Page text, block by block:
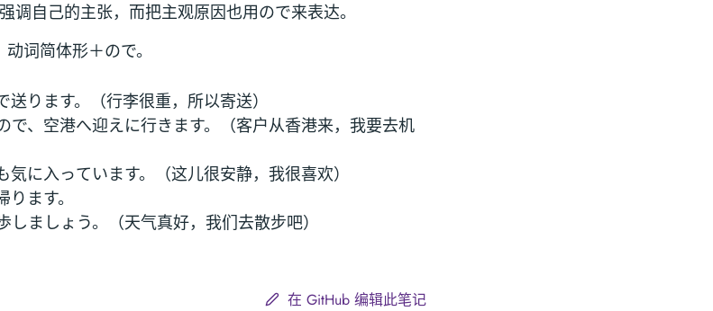
调自己的主张，而把主观原因也用ので来表达。
词简体形＋ので。
送ります。（行李很重，所以寄送）
で、空港へ迎えに行きます。（客户从香港来，我要去机
気に入っています。（这儿很安静，我很喜欢）
ます。
ましょう。（天气真好，我们去散步吧）
在 GitHub 编辑此笔记